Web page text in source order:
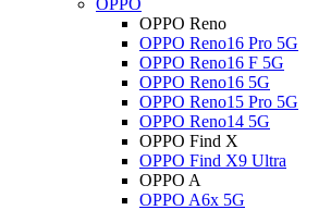
OPPO
OPPO Reno
OPPO Reno16 Pro 5G
OPPO Reno16 F 5G
OPPO Reno16 5G
OPPO Reno15 Pro 5G
OPPO Reno14 5G
OPPO Find X
OPPO Find X9 Ultra
OPPO A
OPPO A6x 5G